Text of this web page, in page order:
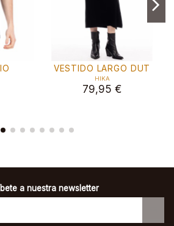
KALA
89,95 €
a nuestra newsletter